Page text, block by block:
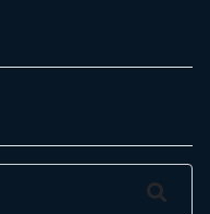
Pesquisar